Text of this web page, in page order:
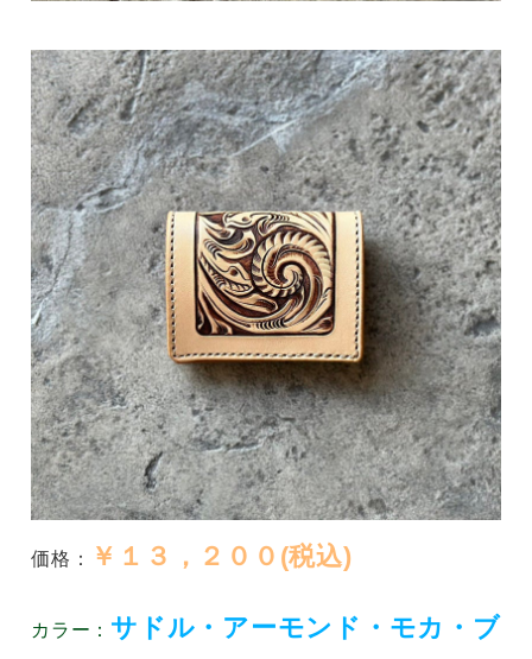
価格： ￥１３，２００(税込)
カラー： サドル・アーモンド・モカ・ ブ